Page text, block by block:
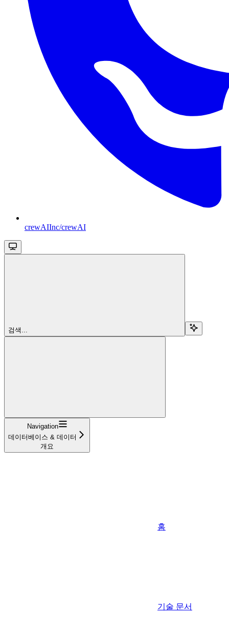
crewAIInc/crewAI
검색...
Navigation
데이터베이스 & 데이터
개요
홈
기술 문서